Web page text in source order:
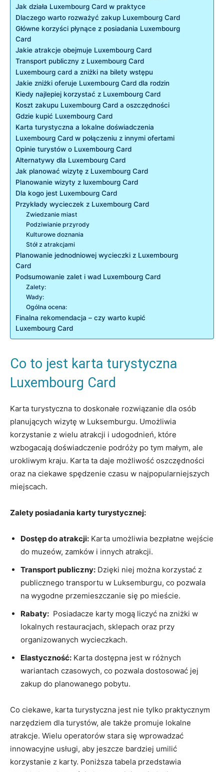
Jak działa Luxembourg Card w praktyce
Dlaczego warto⁣ rozważyć ‌zakup⁢ Luxembourg Card
Główne korzyści płynące z ‌posiadania ​Luxembourg
Card
Jakie​ atrakcje ⁤obejmuje Luxembourg⁣ Card
Transport publiczny z Luxembourg Card
Luxembourg card a zniżki ​na bilety wstępu
Jakie zniżki⁣ oferuje Luxembourg Card dla‌ rodzin
Kiedy najlepiej korzystać z Luxembourg ⁣Card
Koszt⁢ zakupu⁢ Luxembourg Card a oszczędności
Gdzie kupić Luxembourg Card
Karta turystyczna a lokalne doświadczenia
Luxembourg Card w połączeniu z ​innymi ofertami
Opinie turystów o Luxembourg Card
Alternatywy dla Luxembourg Card
Jak planować wizytę z ⁤Luxembourg Card
Planowanie wizyty z luxembourg⁤ Card
Dla kogo ​jest Luxembourg Card
Przykłady wycieczek z ⁢Luxembourg Card
Zwiedzanie​ miast
Podziwianie ​przyrody
Kulturowe doznania
Stół z atrakcjami
Planowanie jednodniowej wycieczki z Luxembourg
Card
Podsumowanie zalet i wad Luxembourg Card
Zalety:
Wady:
Ogólna ‍ocena:
Finalna rekomendacja – ​czy warto kupić​
Luxembourg Card
Co ​to ⁤jest karta‍ turystyczna
‌Luxembourg ⁣Card
Karta turystyczna⁣ to doskonałe rozwiązanie ​dla osób‍
planujących wizytę w Luksemburgu. Umożliwia
korzystanie ⁣z wielu atrakcji i udogodnień,⁤ które
wzbogacają doświadczenie podróży ⁤po tym‌ małym, ale
urokliwym kraju.‍ Karta ta daje możliwość oszczędności
oraz ‌na ciekawe spędzenie czasu w najpopularniejszych
miejscach.
Zalety ‍posiadania karty turystycznej:
Dostęp do atrakcji: ​Karta umożliwia bezpłatne wejście
do muzeów, zamków⁣ i innych atrakcji.
Transport publiczny: Dzięki niej można korzystać z
publicznego transportu w Luksemburgu, co pozwala
na wygodne ‌przemieszczanie⁢ się po mieście.
Rabaty: ‌ Posiadacze ⁢karty⁢ mogą ​liczyć na⁤ zniżki w
lokalnych restauracjach, ‌sklepach oraz przy ​
organizowanych ‍wycieczkach.
Elastyczność: Karta dostępna jest w różnych⁣
wariantach czasowych, co⁤ pozwala dostosować⁤ jej
zakup do planowanego pobytu.
Co ciekawe, karta turystyczna jest nie tylko ⁣praktycznym
narzędziem dla⁤ turystów, ale także ⁢promuje lokalne
atrakcje. Wielu operatorów stara się wprowadzać
innowacyjne ​usługi, aby jeszcze bardziej umilić
korzystanie z karty.⁤ Poniższa tabela⁢ przedstawia